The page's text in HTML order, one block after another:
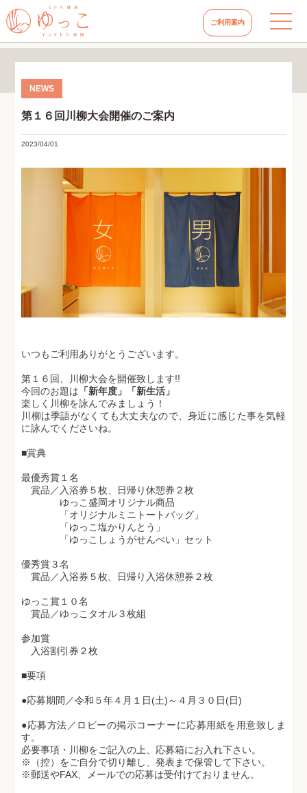
ご利用案内
第１６回川柳大会開催のご案内
2023/04/01
いつもご利用ありがとうございます。
第１６回、川柳大会を開催致します!!
今回のお題は 「新年度」「新生活」
楽しく川柳を詠んでみましょう！
川柳は季語がなくても大丈夫なので、身近に感じた事を気軽
に詠んでくださいね。
■賞典
最優秀賞１名
賞品／入浴券５枚、日帰り休憩券２枚
ゆっこ盛岡オリジナル商品
「オリジナルミニトートバッグ」
「ゆっこ塩かりんとう」
「ゆっこしょうがせんべい」セット
優秀賞３名
賞品／入浴券５枚、日帰り入浴休憩券２枚
ゆっこ賞１０名
賞品／ゆっこタオル３枚組
参加賞
入浴割引券２枚
■要項
●応募期間／令和５年４月１日(土)～４月３０日(日)
●応募方法／ロビーの掲示コーナーに応募用紙を用意致しま
す。
必要事項・川柳をご記入の上、応募箱にお入れ下さい。
※（控）をご自分で切り離し、発表まで保管して下さい。
※郵送やFAX、メールでの応募は受付けておりません。